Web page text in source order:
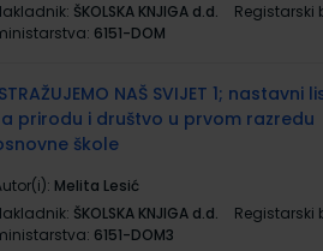
ŠKOLSKA KNJIGA d.d.
Registarski
6151-DOM
NAŠ SVIJET 1; nastavni
prirodu i društvo u prvom razredu
škole
Melita Lesić
ŠKOLSKA KNJIGA d.d.
Registarski
6151-DOM3